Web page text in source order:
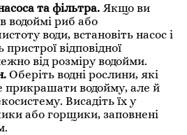
та фільтра. Якщо ви
водоймі риб або
води, встановіть насос і
відповідної
від розміру водойми.
Оберіть водні рослини, які
прикрашати водойму, але й
Висадіть їх у
або горщики, заповнені